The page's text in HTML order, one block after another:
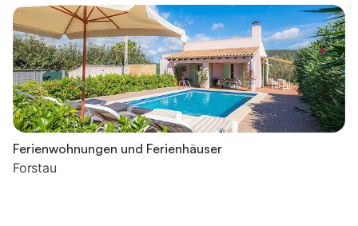
Ferienwohnungen und Ferienhäuser
Forstau